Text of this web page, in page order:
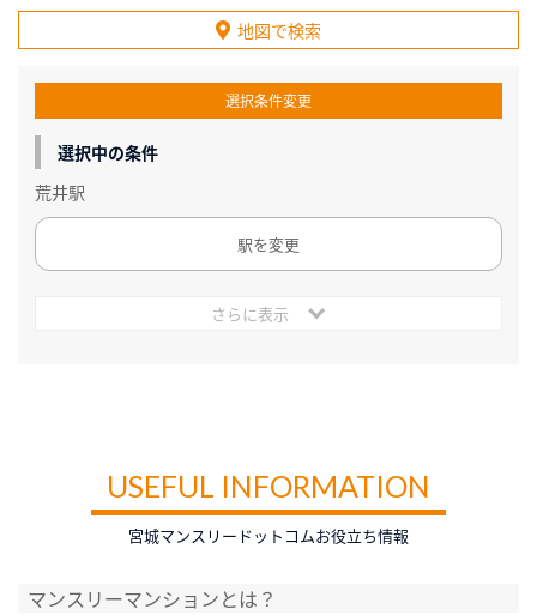
地図で検索
選択条件変更
選択中の条件
荒井駅
駅を変更
さらに表示
USEFUL INFORMATION
宮城マンスリードットコムお役立ち情報
マンスリーマンションとは？